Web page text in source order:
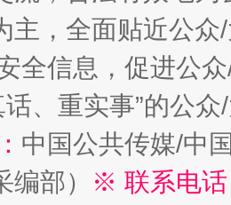
不息 一
主，全面贴近公
全信息，促进公
话、重实事”的公
中国公共传媒/中
编部）
※ 联系电